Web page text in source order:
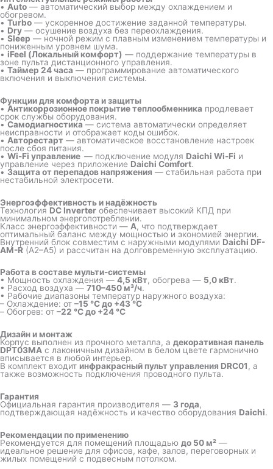
• Auto — автоматический выбор между охлаждением и
обогревом.
• Turbo — ускоренное достижение заданной температуры.
• Dry — осушение воздуха без переохлаждения.
• Sleep — ночной режим с плавным изменением температуры и
пониженным уровнем шума.
• iFeel (Локальный комфорт) — поддержание температуры в
зоне пульта дистанционного управления.
• Таймер 24 часа — программирование автоматического
включения и выключения системы.
Функции для комфорта и защиты
• Антикоррозионное покрытие теплообменника продлевает
срок службы оборудования.
•Самодиагностика— система автоматически определяет
неисправности и отображает коды ошибок.
• Авторестарт — автоматическое восстановление настроек
после сбоя питания.
• Wi-Fi управление — подключение модуля Daichi Wi-Fi и
управление через приложение Daichi Comfort.
• Защита от перепадов напряжения — стабильная работа при
нестабильной электросети.
Энергоэффективность и надёжность
Технология DC Inverter обеспечивает высокий КПД при
минимальном энергопотреблении.
Класс энергоэффективности — A, что подтверждает
оптимальный баланс между мощностью и экономией энергии.
Внутренний блок совместим с наружными модулями Daichi DF-
AM-R (A2–A5) и рассчитан на долговременную эксплуатацию.
Работа в составе мульти-системы
• Мощность охлаждения — 4,5 кВт, обогрева — 5,0 кВт.
• Расход воздуха — 710–450 м³/ч.
• Рабочие диапазоны температур наружного воздуха:
– Охлаждение: от –15 °C до +43 °C
– Обогрев: от –22 °C до +24 °C
Дизайн и монтаж
Корпус выполнен из прочного металла, а декоративная панель
DPT03MA с лаконичным дизайном в белом цвете гармонично
вписывается в любой интерьер.
В комплект входит инфракрасный пульт управления DRC01, а
также возможность подключения проводного пульта.
Гарантия
Официальная гарантия производителя — 3 года,
подтверждающая надёжность и качество оборудования Daichi.
Рекомендации по применению
Рекомендуется для помещений площадью до 50 м² —
идеальное решение для офисов, кафе, залов, переговорных и
жилых помещений с подвесным потолком.